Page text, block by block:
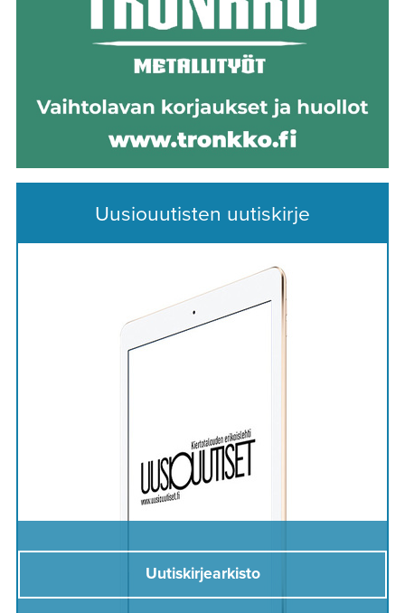
Uusiouutisten uutiskirje
Uutiskirjearkisto